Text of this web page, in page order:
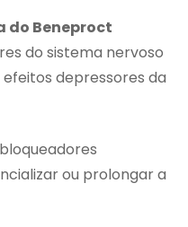
do Beneproct
do sistema nervoso
depressores da
ou prolongar a